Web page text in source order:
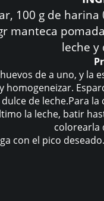
100 g de
manteca
leche y
de a uno, y
de leche.Para
la leche, batir
colorearla
con el pico